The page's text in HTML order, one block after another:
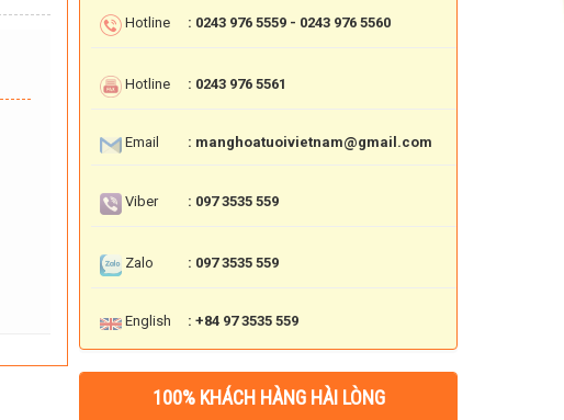
Hotline : 0243 976 5559 - 0243 976 5560
Hotline : 0243 976 5561
Email : manghoatuoivietnam@gmail.com
Viber : 097 3535 559
Zalo : 097 3535 559
English : +84 97 3535 559
100% KHÁCH HÀNG HÀI LÒNG